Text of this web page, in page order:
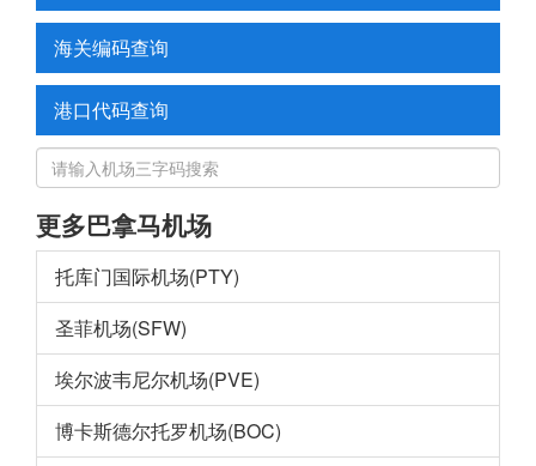
海关编码查询
港口代码查询
更多巴拿马机场
托库门国际机场(PTY)
圣菲机场(SFW)
埃尔波韦尼尔机场(PVE)
博卡斯德尔托罗机场(BOC)